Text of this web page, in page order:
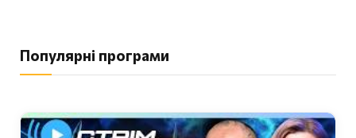
Популярні програми